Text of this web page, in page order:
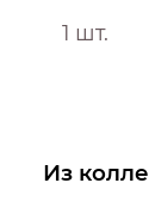
1 шт.
Из